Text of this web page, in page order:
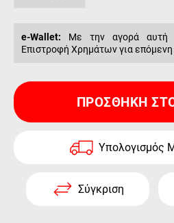
e-Wallet: Με την αγορά αυτή
Επιστροφή Χρημάτων για
ΠΡΟΣΘΉΚΗ
Υπολογισμός
Σύγκριση